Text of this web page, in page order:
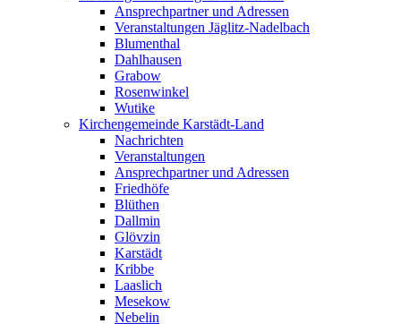
Ansprechpartner und Adressen
Veranstaltungen Jäglitz-Nadelbach
Blumenthal
Dahlhausen
Grabow
Rosenwinkel
Wutike
Kirchengemeinde Karstädt-Land
Nachrichten
Veranstaltungen
Ansprechpartner und Adressen
Friedhöfe
Blüthen
Dallmin
Glövzin
Karstädt
Kribbe
Laaslich
Mesekow
Nebelin